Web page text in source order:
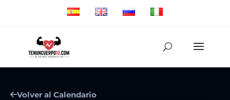
Volver al Calendario